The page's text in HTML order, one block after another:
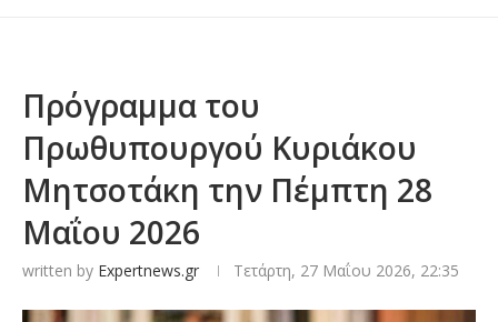
Πρόγραμμα του
Πρωθυπουργού Κυριάκου
Μητσοτάκη την Πέμπτη 28
Μαΐου 2026
written by Expertnews.gr Τετάρτη, 27 Μαΐου 2026, 22:35